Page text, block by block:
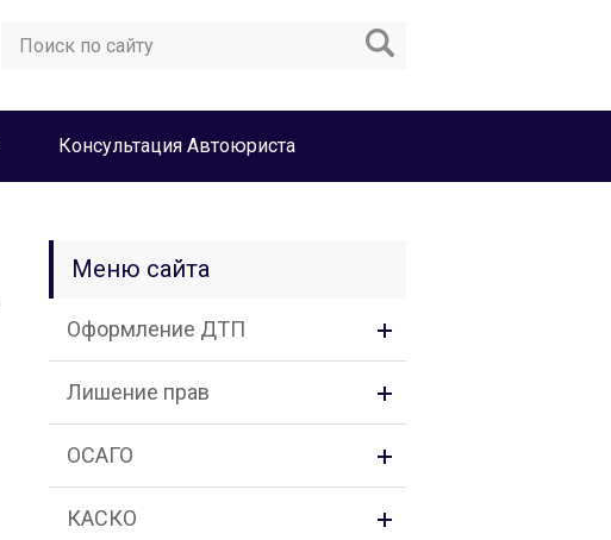
Консультация Автоюриста
Меню сайта
Оформление ДТП
Лишение прав
ОСАГО
КАСКО